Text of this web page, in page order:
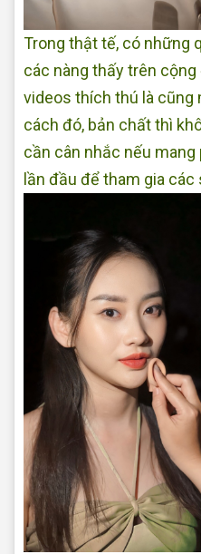
Trong thật tế, có những
các nàng thấy trên
videos thích thú là cũng
cách đó, bản chất thì
cần cân nhắc nếu
lần đầu để tham gia